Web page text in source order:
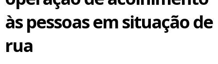
às pessoas em situação de
rua